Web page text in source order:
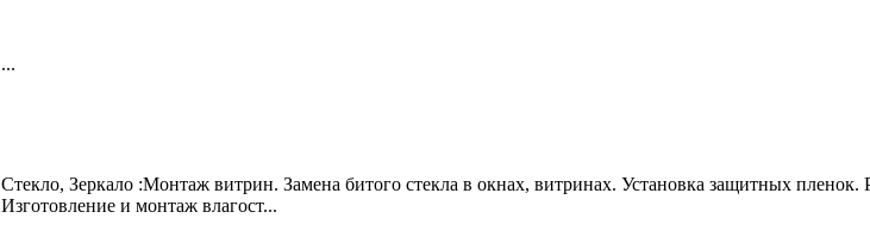
...
Стекло, Зеркало :Монтаж витрин. Замена битого стекла в окнах, витринах. Установка защитных пленок.
Изготовление и монтаж влагост...